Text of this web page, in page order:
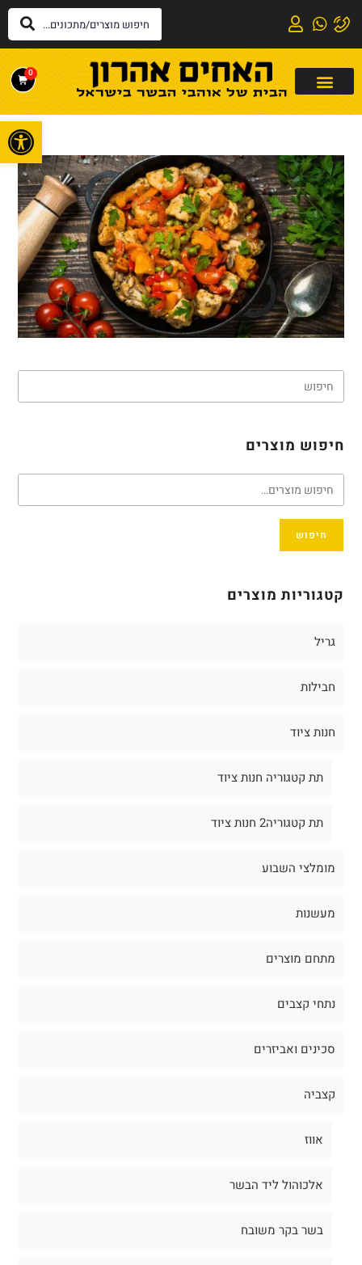
0
חיפוש מוצרים
חיפוש
קטגוריות מוצרים
גריל
חבילות
חנות ציוד
תת קטגוריה חנות ציוד
תת קטגוריה2 חנות ציוד
מומלצי השבוע
מעשנות
מתחם מוצרים
נתחי קצבים
סכינים ואביזרים
קצביה
אווז
אלכוהול ליד הבשר
בשר בקר משובח